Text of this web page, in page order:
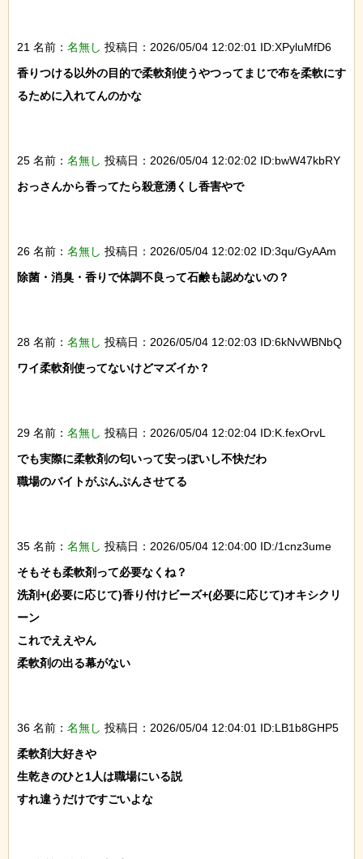
21 名前： 名無し 投稿日：2026/05/04 12:02:01 ID:XPyluMfD6
香りつける以外の目的で柔軟剤使うやつってまじで布を柔軟にす
るために入れてんのかな
25 名前： 名無し 投稿日：2026/05/04 12:02:02 ID:bwW47kbRY
おっさんから香ってたら殺意湧くし香害やで
26 名前： 名無し 投稿日：2026/05/04 12:02:02 ID:3qu/GyAAm
除菌・消臭・香りで体調不良って石鹸も認めないの？
28 名前： 名無し 投稿日：2026/05/04 12:02:03 ID:6kNvWBNbQ
ワイ柔軟剤使ってないけどマズイか？
29 名前： 名無し 投稿日：2026/05/04 12:02:04 ID:K.fexOrvL
でも実際に柔軟剤の匂いって安っぽいし不快だわ
職場のバイトがぷんぷんさせてる
35 名前： 名無し 投稿日：2026/05/04 12:04:00 ID:/1cnz3ume
そもそも柔軟剤って必要なくね？
洗剤+(必要に応じて)香り付けビーズ+(必要に応じて)オキシクリ
ーン
これでええやん
柔軟剤の出る幕がない
36 名前： 名無し 投稿日：2026/05/04 12:04:01 ID:LB1b8GHP5
柔軟剤大好きや
生乾きのひと1人は職場にいる説
すれ違うだけですごいよな